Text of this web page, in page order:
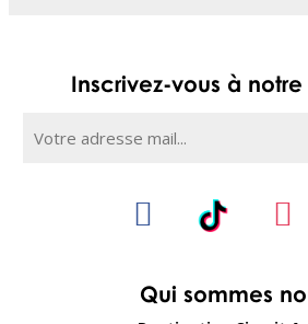
Qui sommes
Inscrivez-vous à